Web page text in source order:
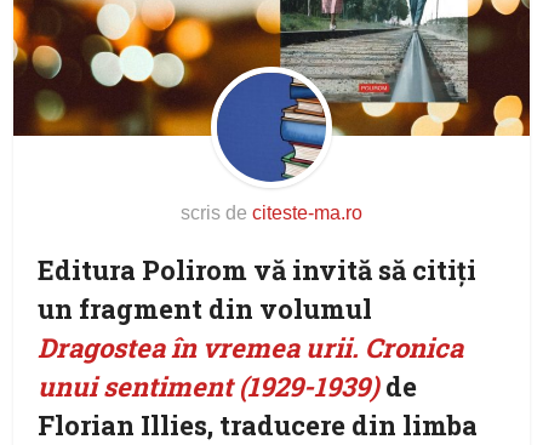
scris de citeste-ma.ro
Editura Polirom vă invită să citiți
un fragment din volumul
Dragostea în vremea urii. Cronica
unui sentiment (1929-1939)de
Florian Illies, traducere din limba